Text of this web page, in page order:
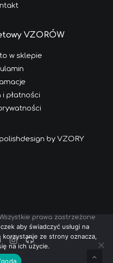
VZORÓW
w sklepie
i płatności
by VZORY
prawa zastrzeżone
aby świadczyć usługi na
korzystanie ze strony oznacza,
na ich użycie.